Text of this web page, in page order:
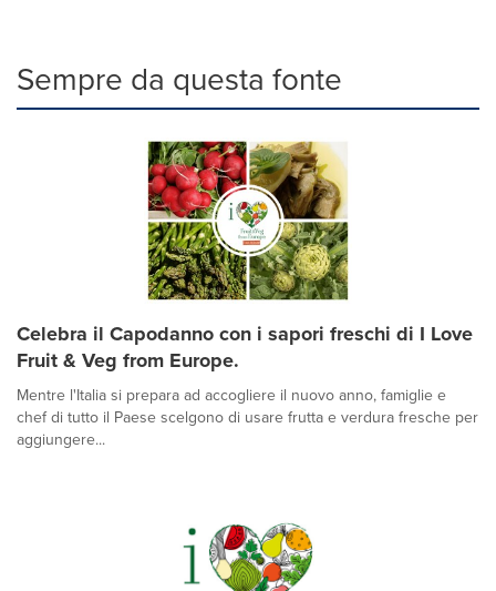
Sempre da questa fonte
Celebra il Capodanno con i sapori freschi di I Love
Fruit & Veg from Europe.
Mentre l'Italia si prepara ad accogliere il nuovo anno, famiglie e
chef di tutto il Paese scelgono di usare frutta e verdura fresche per
aggiungere...